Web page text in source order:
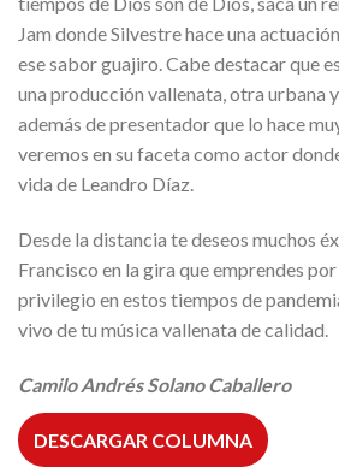
Jam donde Silvestre hace una
ese sabor guajiro. Cabe destacar que
una producción vallenata, otra urbana
además de presentador que lo hace
veremos en su faceta como actor
vida de Leandro Díaz.
Desde la distancia te deseos muchos
Francisco en la gira que emprendes
privilegio en estos tiempos de
vivo de tu música vallenata de calidad.
Camilo Andrés Solano Caballero
DESCARGAR COLUMNA